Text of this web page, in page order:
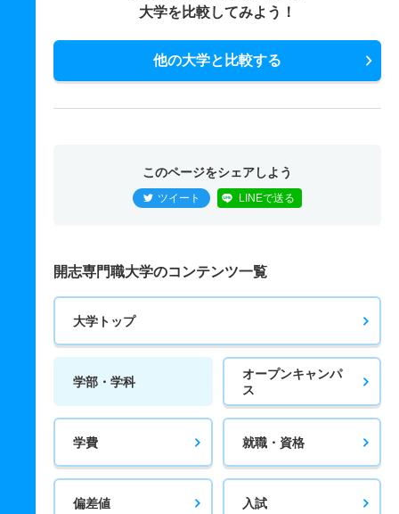
大学を比較してみよう！
他の大学と比較する
このページをシェアしよう
ツイート LINEで送る
開志専門職大学のコンテンツ一覧
大学トップ
学部・学科
オープンキャンパ
ス
学費 就職・資格
偏差値 入試